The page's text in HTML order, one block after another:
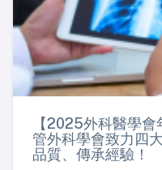
【2025外科醫學
管外科學會致力四
品質、傳承經驗！